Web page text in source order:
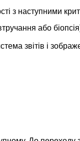
з наступними
або
звітів і